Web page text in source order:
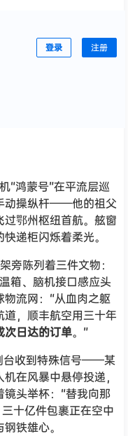
登录 注册
“鸿蒙号”在平流层巡
动操纵杆——他的祖父
鄂州枢纽首航。舷窗
递柜闪烁着柔光。
旁陈列着三件文物：
箱、脑机接口感应头
流网：“从血肉之躯
，顺丰航空用三十年
次日达的订单。”
台收到特殊信号——某
在风暴中悬停投递，
头举杯：“替我向那
十亿件包裹正在空中
铁雄心。